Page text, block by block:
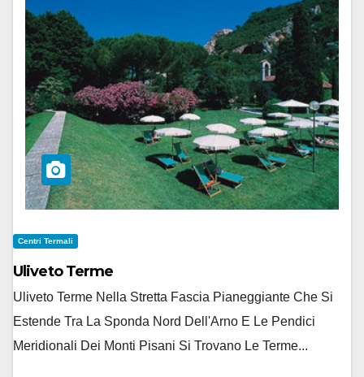
Centri Termali
Uliveto Terme
Uliveto Terme Nella Stretta Fascia Pianeggiante Che Si
Estende Tra La Sponda Nord Dell'Arno E Le Pendici
Meridionali Dei Monti Pisani Si Trovano Le Terme...